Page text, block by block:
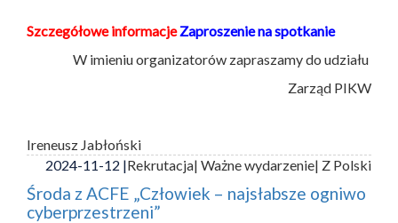
Szczegółowe informacje Zaproszenie na spotkanie
W imieniu organizatorów zapraszamy do udziału
Zarząd PIKW
Ireneusz Jabłoński
2024-11-12 |Rekrutacja| Ważne wydarzenie| Z Polski
Środa z ACFE „Człowiek – najsłabsze ogniwo
cyberprzestrzeni”